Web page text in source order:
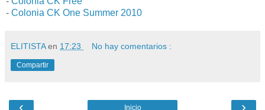
- Colonia CK One Summer 2010
ELITISTAen 17:23 No hay comentarios :
Compartir
Inicio